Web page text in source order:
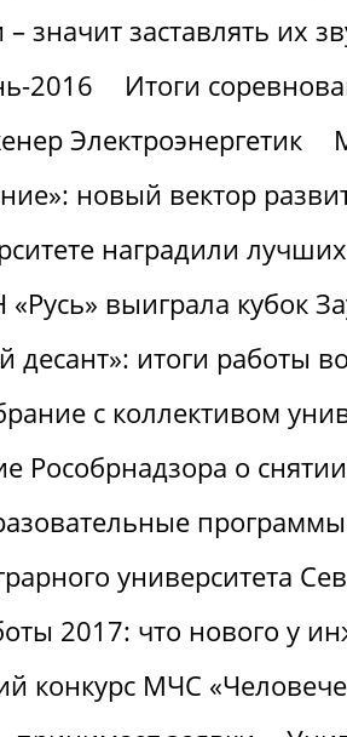
– значит заставлять их
2016
Итоги
Электроэнергетик
новый вектор
наградили
выиграла кубок
итоги работы
с коллективом
Рособрнадзора о
университета
2017: что нового у
конкурс МЧС